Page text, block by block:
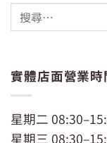
實體店面營業時
星期二
星期三